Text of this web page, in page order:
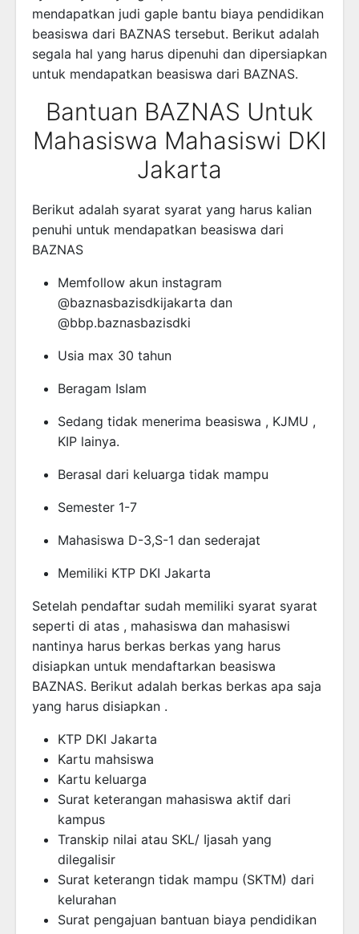
mendapatkan judi gaple bantu biaya pendidikan
beasiswa dari BAZNAS tersebut. Berikut adalah
segala hal yang harus dipenuhi dan dipersiapkan
untuk mendapatkan beasiswa dari BAZNAS.
Bantuan BAZNAS Untuk
Mahasiswa Mahasiswi DKI
Jakarta
Berikut adalah syarat syarat yang harus kalian
penuhi untuk mendapatkan beasiswa dari
BAZNAS
Memfollow akun instagram
@baznasbazisdkijakarta dan
@bbp.baznasbazisdki
Usia max 30 tahun
Beragam Islam
Sedang tidak menerima beasiswa , KJMU ,
KIP lainya.
Berasal dari keluarga tidak mampu
Semester 1-7
Mahasiswa D-3,S-1 dan sederajat
Memiliki KTP DKI Jakarta
Setelah pendaftar sudah memiliki syarat syarat
seperti di atas , mahasiswa dan mahasiswi
nantinya harus berkas berkas yang harus
disiapkan untuk mendaftarkan beasiswa
BAZNAS. Berikut adalah berkas berkas apa saja
yang harus disiapkan .
KTP DKI Jakarta
Kartu mahsiswa
Kartu keluarga
Surat keterangan mahasiswa aktif dari
kampus
Transkip nilai atau SKL/ Ijasah yang
dilegalisir
Surat keterangn tidak mampu (SKTM) dari
kelurahan
Surat pengajuan bantuan biaya pendidikan